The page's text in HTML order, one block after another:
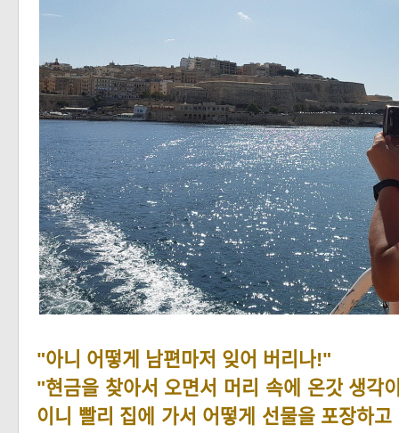
"아니 어떻게 남편마저 잊어 버리나!"
"현금을 찾아서 오면서 머리 속에 온갓 생각
이니 빨리 집에 가서 어떻게 선물을 포장하